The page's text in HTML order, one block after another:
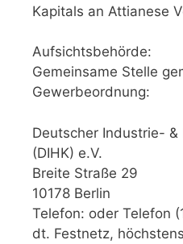
Kapitals an Attianese
Aufsichtsbehörde:
Gemeinsame Stelle
Gewerbeordnung:
Deutscher Industrie-
(DIHK) e.V.
Breite Straße 29
10178 Berlin
Telefon: oder Telefon
dt. Festnetz,